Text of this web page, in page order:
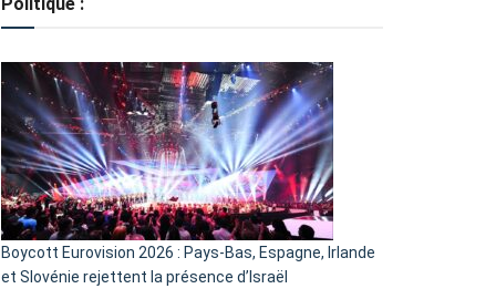
Boycott Eurovision 2026 : Pays-Bas, Espagne, Irlande
et Slovénie rejettent la présence d’Israël